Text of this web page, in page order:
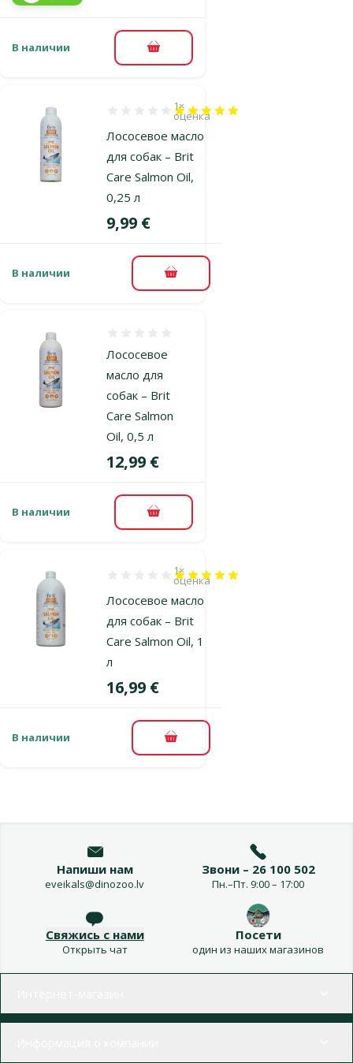
В наличии В корзину
Лососевое масло
для собак – Brit
Care Salmon Oil,
0,25 л
Оценка 100%, количество оценок: 1
1×
оценка
Цена
9,99 €
В наличии В корзину
Лососевое
масло для
собак – Brit
Care Salmon
Oil, 0,5 л
Цена
12,99 €
В наличии В корзину
Лососевое масло
для собак – Brit
Care Salmon Oil, 1
л
Оценка 100%, количество оценок: 1
1×
оценка
Цена
16,99 €
В наличии В корзину
Напиши нам
eveikals@dinozoo.lv
Звони – 26 100 502
Пн.–Пт. 9:00 – 17:00
Свяжись с нами
Открыть чат
Посети
один из наших магазинов